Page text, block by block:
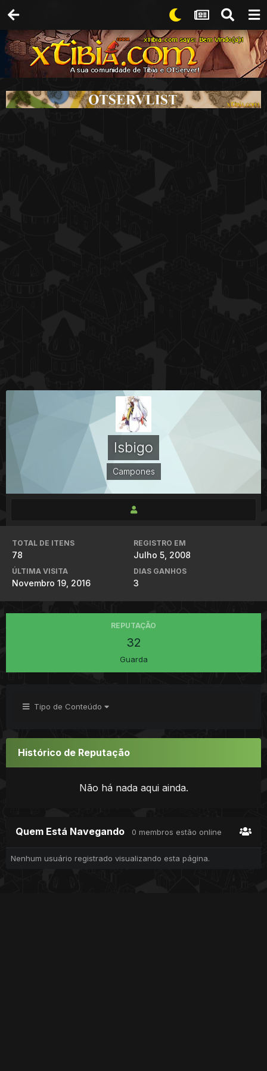
Isbigo
Campones
TOTAL DE ITENS
78
REGISTRO EM
Julho 5, 2008
ÚLTIMA VISITA
Novembro 19, 2016
DIAS GANHOS
3
REPUTAÇÃO
32
Guarda
Tipo de Conteúdo
Histórico de Reputação
Não há nada aqui ainda.
Quem Está Navegando 0 membros estão online
Nenhum usuário registrado visualizando esta página.